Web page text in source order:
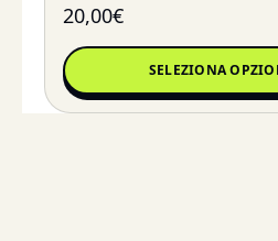
20,00€
SELEZIONA